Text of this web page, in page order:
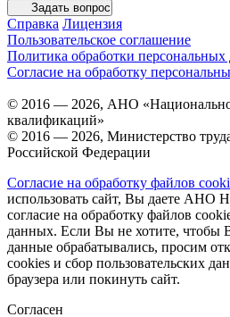
Задать вопрос
Справка Лицензия
Пользовательское соглашение
Политика обработки
Согласие на обработку
© 2016 — 2026, АНО
квалификаций»
© 2016 — 2026, Министерство
Российской Федерации
Согласие на обработку файлов
использовать сайт, Вы даете
согласие на обработку файлов
данных. Если Вы не хотите,
данные обрабатывались, просим
cookies и сбор пользовательских
браузера или покинуть сайт.
Согласен